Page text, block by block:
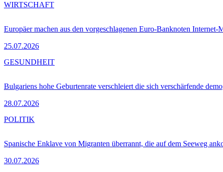
Europäer machen aus den vorgeschlagenen Euro-Banknoten Internet-
25.07.2026
WIRTSCHAFT
Bulgariens hohe Geburtenrate verschleiert die sich verschärfende
28.07.2026
GESUNDHEIT
Spanische Enklave von Migranten überrannt, die auf dem Seeweg
30.07.2026
POLITIK